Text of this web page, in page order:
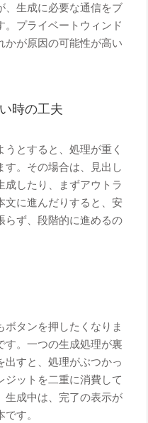
、生成に必要な通信をブ
。プライベートウィンド
かが原因の可能性が高い
時の工夫
とすると、処理が重く
す。その場合は、見出し
成したり、まずアウトラ
文に進んだりすると、安
らず、段階的に進めるの
タンを押したくなりま
す。一つの生成処理が裏
出すと、処理がぶつかっ
ジットを二重に消費して
生成中は、完了の表示が
す。